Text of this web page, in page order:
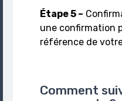
Étape 5 –
une confirmation
référence de
Comment